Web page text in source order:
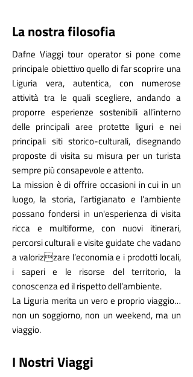
La nostra filosofia
Dafne Viaggi tour operator si pone come
principale obiettivo quello di far scoprire una
Liguria vera, autentica, con numerose
attività tra le quali scegliere, andando a
proporre esperienze sostenibili all’interno
delle principali aree protette liguri e nei
principali siti storico-culturali, disegnando
proposte di visita su misura per un turista
sempre più consapevole e attento.
La mission è di offrire occasioni in cui in un
luogo, la storia, l’artigianato e l’ambiente
possano fondersi in un'esperienza di visita
ricca e multiforme, con nuovi itinerari,
percorsi culturali e visite guidate che vadano
a valorizzare l’economia e i prodotti locali,
i saperi e le risorse del territorio, la
conoscenza ed il rispetto dell’ambiente.
La Liguria merita un vero e proprio viaggio…
non un soggiorno, non un weekend, ma un
viaggio.
I Nostri Viaggi